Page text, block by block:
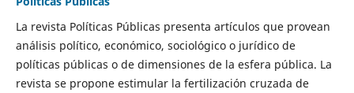
La revista Políticas Públicas presenta artículos que provean
análisis político, económico, sociológico o jurídico de
políticas públicas o de dimensiones de la esfera pública. La
revista se propone estimular la fertilización cruzada de